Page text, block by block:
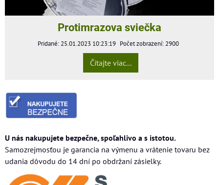
Protimrazova sviečka
Pridané: 25.01.2023 10:23:19 Počet zobrazení: 2900
Čítajte viac...
U nás nakupujete bezpečne, spoľahlivo a s istotou.
Samozrejmosťou je garancia na výmenu a vrátenie tovaru bez
udania dôvodu do 14 dní po obdržaní zásielky.